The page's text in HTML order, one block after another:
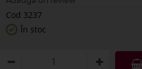
Cod 3237
În stoc